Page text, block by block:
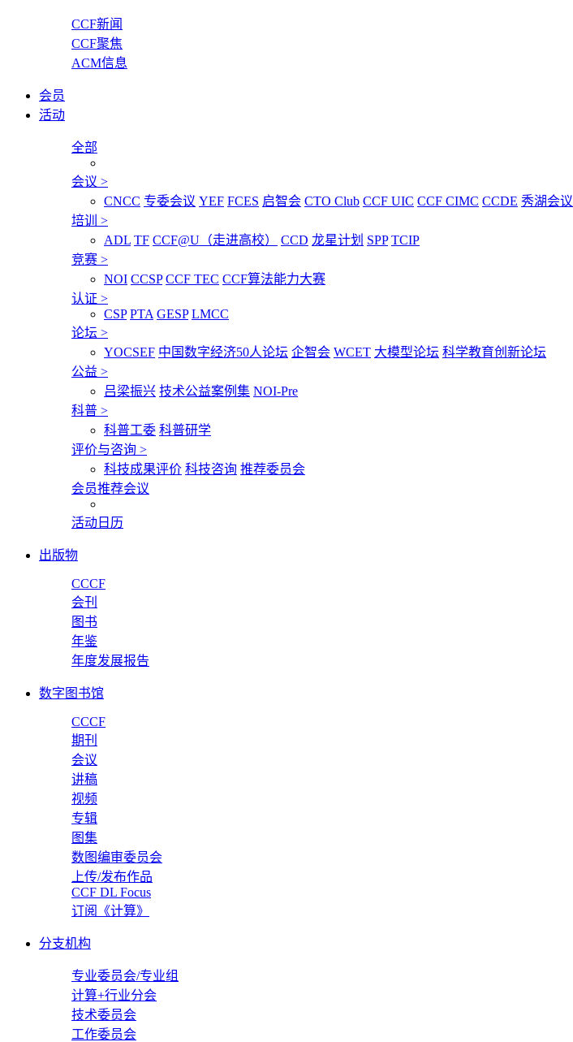
CCF新闻
CCF聚焦
ACM信息
会员
活动
全部
会议 >
CNCC 专委会议 YEF FCES 启智会 CTO Club CCF UIC CCF CIMC CCDE 秀湖会议
培训 >
ADL TF CCF@U（走进高校） CCD 龙星计划 SPP TCIP
竞赛 >
NOI CCSP CCF TEC CCF算法能力大赛
认证 >
CSP PTA GESP LMCC
论坛 >
YOCSEF 中国数字经济50人论坛 企智会 WCET 大模型论坛 科学教育创新论坛
公益 >
吕梁振兴 技术公益案例集 NOI-Pre
科普 >
科普工委 科普研学
评价与咨询 >
科技成果评价 科技咨询 推荐委员会
会员推荐会议
活动日历
出版物
CCCF
会刊
图书
年鉴
年度发展报告
数字图书馆
CCCF
期刊
会议
讲稿
视频
专辑
图集
数图编审委员会
上传/发布作品
CCF DL Focus
订阅《计算》
分支机构
专业委员会/专业组
计算+行业分会
技术委员会
工作委员会